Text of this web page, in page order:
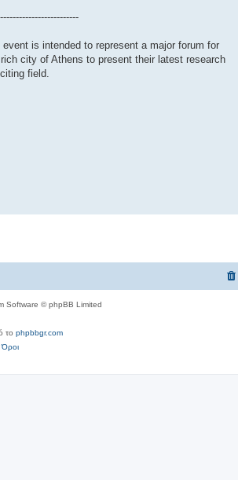
is intended to represent a major forum for
city of Athens to present their latest research
field.
Software © phpBB Limited
το phpbbgr.com
Όροι